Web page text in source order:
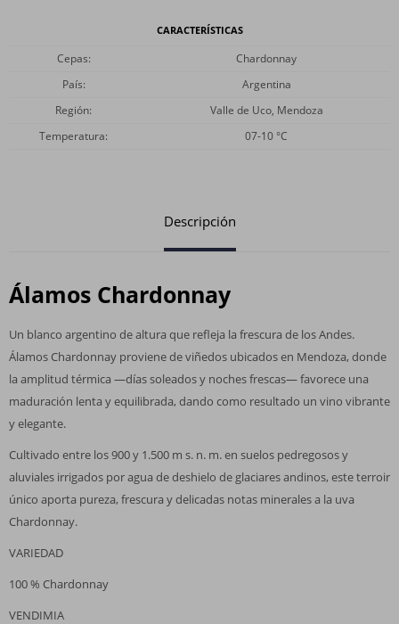
CARACTERÍSTICAS
Cepas
Chardonnay
País
Argentina
Región
Valle de Uco, Mendoza
Temperatura
07-10 °C
Descripción
Álamos Chardonnay
Un blanco argentino de altura que refleja la frescura de los Andes.
Álamos Chardonnay proviene de viñedos ubicados en Mendoza, donde
la amplitud térmica —días soleados y noches frescas— favorece una
maduración lenta y equilibrada, dando como resultado un vino vibrante
y elegante.
Cultivado entre los 900 y 1.500 m s. n. m. en suelos pedregosos y
aluviales irrigados por agua de deshielo de glaciares andinos, este terroir
único aporta pureza, frescura y delicadas notas minerales a la uva
Chardonnay.
VARIEDAD
100 % Chardonnay
VENDIMIA